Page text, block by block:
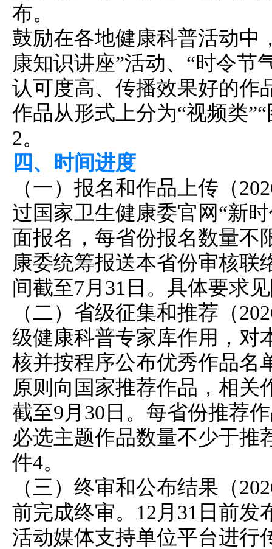
布。
鼓励在各地健康科普活动
康知识讲座”活动、“时令节
认可度高、传播效果好的作
作品从形式上分为“视频类
2。
四、时间进度
（一）报名和作品上传（
过国家卫生健康委官网“新
面报名，每省份报名数量不
康委统筹报送本省份审核联
间截至7月31日。具体要求
（二）省级征集和推荐（
级健康科普专家库作用，对
核并按程序公布优秀作品名
原则向国家推荐作品，相关
截至9月30日。每省份推荐
必选主题作品数量不少于推
件4。
（三）终审和公布结果（
前完成终审。12月31日前
活动媒体支持单位平台进行